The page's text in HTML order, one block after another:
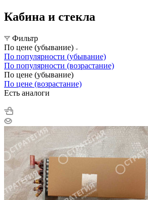
Кабина и стекла
Фильтр
По цене (убывание)
По популярности (убывание)
По популярности (возрастание)
По цене (убывание)
По цене (возрастание)
Есть аналоги